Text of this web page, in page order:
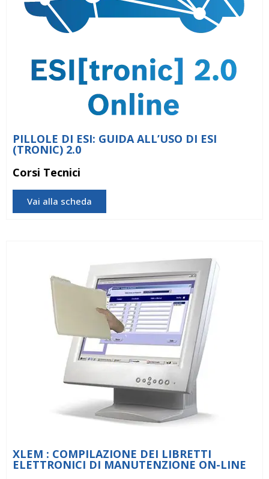
PILLOLE DI ESI: GUIDA ALL’USO DI ESI
(TRONIC) 2.0
Corsi Tecnici
Vai alla scheda
XLEM : COMPILAZIONE DEI LIBRETTI
ELETTRONICI DI MANUTENZIONE ON-LINE